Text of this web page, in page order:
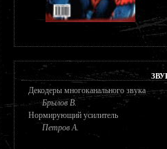
Декодеры многоканального звука
Брылов В.
Нормирующий усилитель
Петров А.